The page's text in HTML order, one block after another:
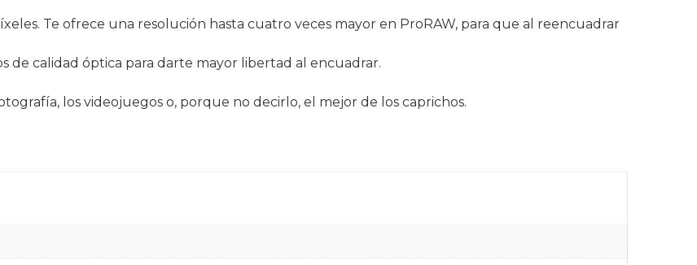
Te ofrece una resolución hasta cuatro veces mayor en ProRAW, para que al reencuadrar
de calidad óptica para darte mayor libertad al encuadrar.
los videojuegos o, porque no decirlo, el mejor de los caprichos.